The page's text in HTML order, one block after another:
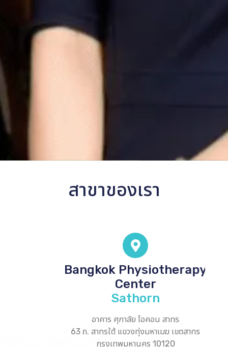
สาขาของเรา
Bangkok Physiotherapy
Center
Sathorn
อาคาร ศุภาลัย ไอคอน สาทร
63 ถ. สาทรใต้ แขวงทุ่งมหาเมฆ เขตสาทร
กรุงเทพมหานคร 10120